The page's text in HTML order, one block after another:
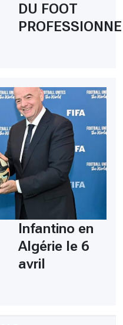
DU FOOT
Infantino en
Algérie le 6
avril